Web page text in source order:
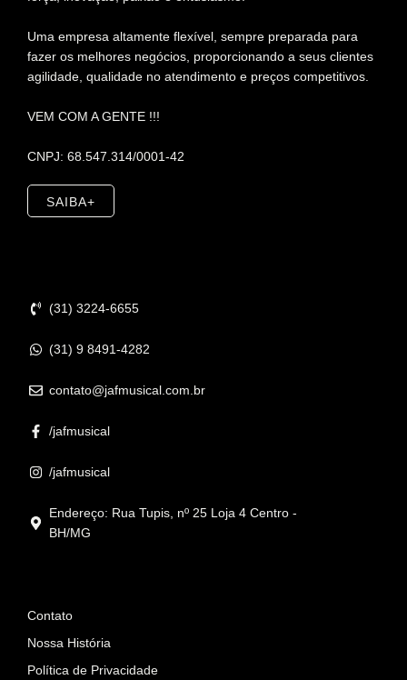
Uma empresa altamente flexível, sempre preparada para
fazer os melhores negócios, proporcionando a seus clientes
agilidade, qualidade no atendimento e preços competitivos.
VEM COM A GENTE !!!
CNPJ: 68.547.314/0001-42
SAIBA+
(31) 3224-6655
(31) 9 8491-4282
contato@jafmusical.com.br
/jafmusical
/jafmusical
Endereço: Rua Tupis, nº 25 Loja 4 Centro -
BH/MG
Contato
Nossa História
Política de Privacidade